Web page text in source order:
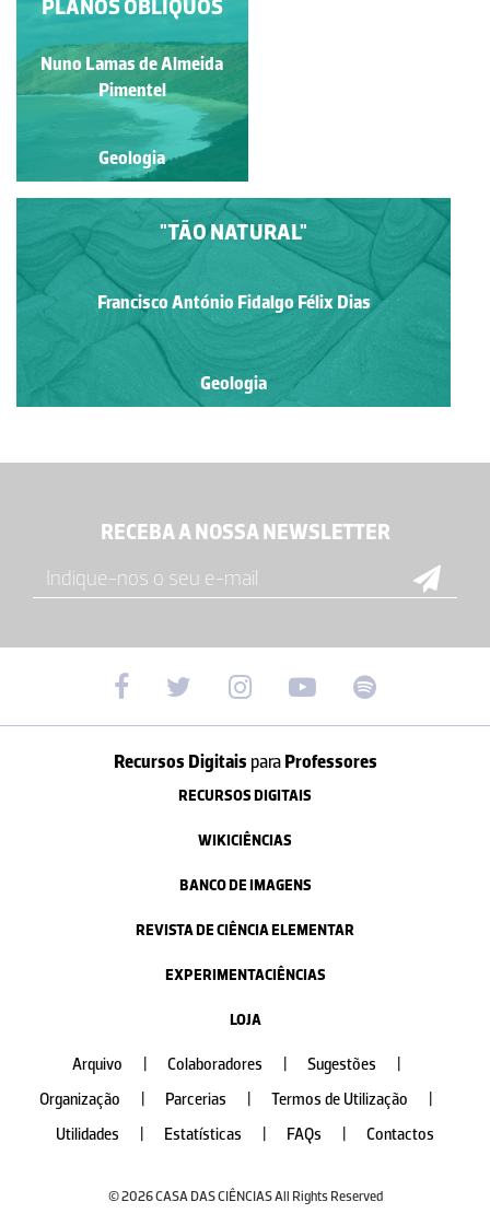
LAMINAÇÃO FINA EM
Francisco António Fidalgo
Félix Dias
Geologia
"TÃO NATURAL"
Francisco António Fidalgo Félix Dias
Geologia
PLANOS OBLÍQUOS
Nuno Lamas de Almeida
Pimentel
Geologia
RECEBA A NOSSA NEWSLETTER
Recursos Digitais paraProfessores
RECURSOS DIGITAIS
WIKICIÊNCIAS
BANCO DE IMAGENS
REVISTA DE CIÊNCIA ELEMENTAR
EXPERIMENTACIÊNCIAS
LOJA
Arquivo Colaboradores Sugestões
Organização
Parcerias Termos de Utilização
Utilidades
Estatísticas FAQs Contactos
© 2026 CASA DAS CIÊNCIAS All Rights Reserved